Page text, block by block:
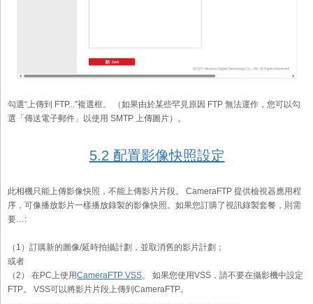
勾選“上傳到 FTP...”複選框。 （如果由於某些罕見原因 FTP 無法運作，您可以勾
選「傳送電子郵件」以使用 SMTP 上傳圖片）。
5.2 配置影像快照設定
此相機只能上傳影像快照，不能上傳影片片段。 CameraFTP 提供檢視器應用程
序，可像播放影片一樣播放錄製的影像快照。如果您訂購了視訊錄製套餐，則需
要…:
（1）訂購新的圖像/延時拍攝計劃，並取消舊的影片計劃；
或者
（2） 在PC上使用CameraFTP VSS。 如果您使用VSS，請不要在攝影機中設定
FTP。 VSS可以將影片片段上傳到CameraFTP。